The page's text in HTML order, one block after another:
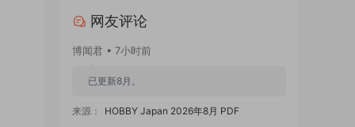
网友评论
博闻君 • 7小时前
已更新8月。
来源： HOBBY Japan 2026年8月 PDF